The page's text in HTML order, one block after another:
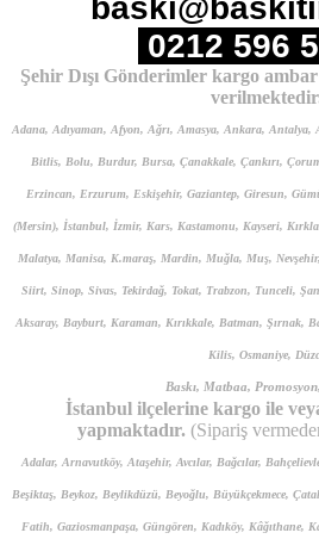
0212 596
Şehir Dışı Gönderimler kargo
Adana, Adıyaman, Afyon, Ağrı, Amasya, Ankara,
Bitlis, Bolu, Burdur, Bursa, Çanakkale, Çankırı,
Erzincan, Erzurum, Eskişehir, Gaziantep, Giresun,
(Mersin), İstanbul, İzmir, Kars, Kastamonu, Kayseri,
Malatya, Manisa, K.maraş, Mardin, Muğla, Muş,
Siirt, Sinop, Sivas, Tekirdağ, Tokat, Trabzon, Tunceli,
Aksaray, Bayburt, Karaman, Kırıkkale, Batman, Şırnak,
Kilis, Osmaniye,
Baskı, Matbaa,
İstanbul ilçelerine kargo ile
yapmaktadır. (Sipariş
Adalar, Arnavutköy, Ataşehir, Avcılar, Bağcılar,
Beşiktaş, Beykoz, Beylikdüzü, Beyoğlu, Büyükçekmece,
Fatih, Gaziosmanpaşa, Güngören, Kadıköy, Kâğıthane,